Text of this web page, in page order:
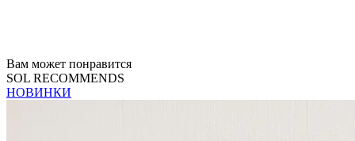
Вам может понравится
SOL RECOMMENDS
НОВИНКИ